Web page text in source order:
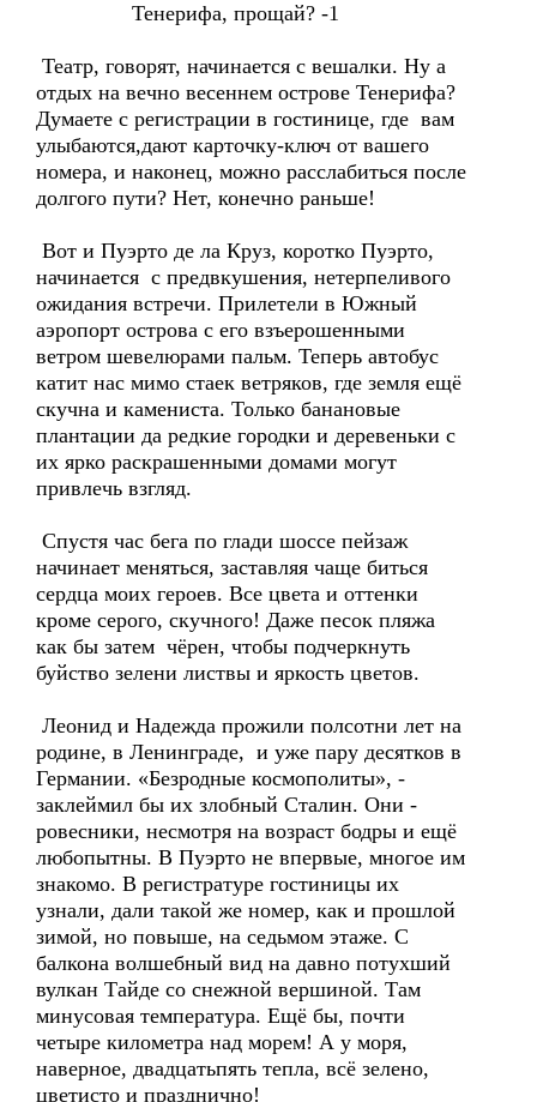
Тенерифа, прощай? -1
Театр, говорят, начинается с вешалки. Ну а
отдых на вечно весеннем острове Тенерифа?
Думаете с регистрации в гостинице, где вам
улыбаются,дают карточку-ключ от вашего
номера, и наконец, можно расслабиться после
долгого пути? Нет, конечно раньше!
Вот и Пуэрто де ла Круз, коротко Пуэрто,
начинается с предвкушения, нетерпеливого
ожидания встречи. Прилетели в Южный
аэропорт острова с его взъерошенными
ветром шевелюрами пальм. Теперь автобус
катит нас мимо стаек ветряков, где земля ещё
скучна и камениста. Только банановые
плантации да редкие городки и деревеньки с
их ярко раскрашенными домами могут
привлечь взгляд.
Спустя час бега по глади шоссе пейзаж
начинает меняться, заставляя чаще биться
сердца моих героев. Все цвета и оттенки
кроме серого, скучного! Даже песок пляжа
как бы затем чёрен, чтобы подчеркнуть
буйство зелени листвы и яркость цветов.
Леонид и Надежда прожили полсотни лет на
родине, в Ленинграде, и уже пару десятков в
Германии. «Безродные космополиты», -
заклеймил бы их злобный Сталин. Они -
ровесники, несмотря на возраст бодры и ещё
любопытны. В Пуэрто не впервые, многое им
знакомо. В регистратуре гостиницы их
узнали, дали такой же номер, как и прошлой
зимой, но повыше, на седьмом этаже. С
балкона волшебный вид на давно потухший
вулкан Тайде со снежной вершиной. Там
минусовая температура. Ещё бы, почти
четыре километра над морем! А у моря,
наверное, двадцатьпять тепла, всё зелено,
цветисто и празднично!